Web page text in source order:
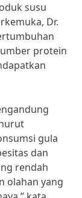
susu
Dr.
protein
gula
dan
rendah
olahan yang